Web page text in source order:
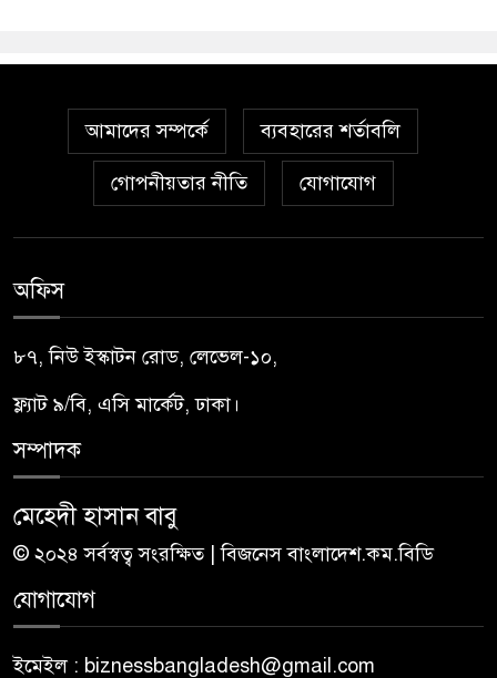
আমাদের সম্পর্কে ব্যবহারের শর্তাবলি
গোপনীয়তার নীতি যোগাযোগ
অফিস
৮৭, নিউ ইস্কাটন রোড, লেভেল-১০,
ফ্ল্যাট ৯/বি, এসি মার্কেট, ঢাকা।
সম্পাদক
মেহেদী হাসান বাবু
© ২০২৪ সর্বস্বত্ব সংরক্ষিত | বিজনেস বাংলাদেশ.কম.বিডি
যোগাযোগ
ইমেইল : biznessbangladesh@gmail.com